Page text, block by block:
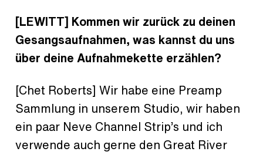
[LEWITT] Kommen wir zurück zu deinen
Gesangsaufnahmen, was kannst du uns
über deine Aufnahmekette erzählen?
[Chet Roberts] Wir habe eine Preamp
Sammlung in unserem Studio, wir haben
ein paar Neve Channel Strip’s und ich
verwende auch gerne den Great River